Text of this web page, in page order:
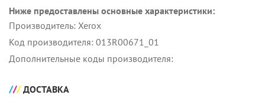
Ниже предоставлены основные характеристики:
Производитель: Xerox
Код производителя: 013R00671_01
Дополнительные коды производителя:
ДОСТАВКА